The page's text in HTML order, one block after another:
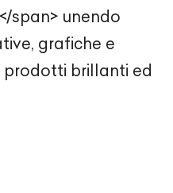
span> unendo
grafiche e
prodotti brillanti ed